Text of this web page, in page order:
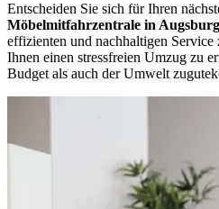
Entscheiden Sie sich für Ihren
Möbelmitfahrzentrale in Augsburg
effizienten und nachhaltigen Service
Ihnen einen stressfreien Umzug zu
Budget als auch der Umwelt